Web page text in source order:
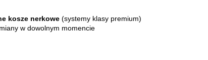
kosze nerkowe (systemy klasy premium)
w dowolnym momencie